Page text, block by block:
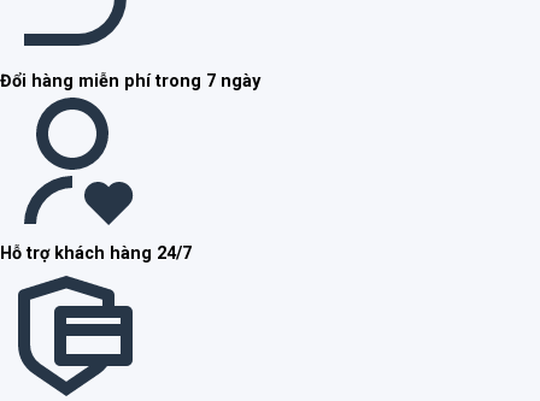
Đổi hàng miễn phí trong 7 ngày
Hỗ trợ khách hàng 24/7